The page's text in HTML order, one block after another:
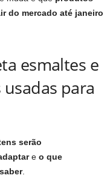
do mercado até janeiro
esmaltes e
para
serão
e o que
.